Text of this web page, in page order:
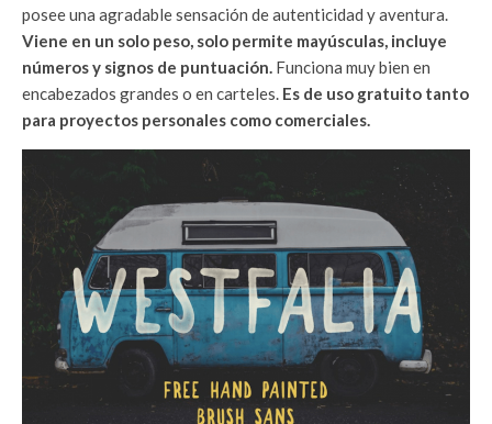
posee una agradable sensación de autenticidad y aventura.
Viene en un solo peso, solo permite mayúsculas, incluye
números y signos de puntuación. Funciona muy bien en
encabezados grandes o en carteles. Es de uso gratuito tanto
para proyectos personales como comerciales.